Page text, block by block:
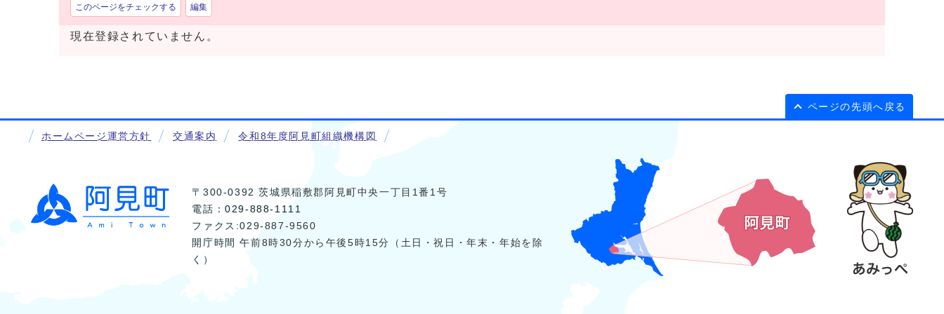
このページをチェックする 編集
現在登録されていません。
ページの先頭へ戻る
ホームページ運営方針 交通案内 令和8年度阿見町組織機構図
〒300-0392 茨城県稲敷郡阿見町中央一丁目1番1号
電話：029-888-1111
ファクス:029-887-9560
開庁時間 午前8時30分から午後5時15分（土日・祝日・年末・年始を除
く）